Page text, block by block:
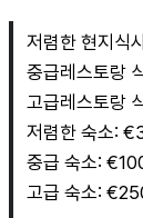
저렴한 현지
중급레스토랑
고급레스토랑
저렴한 숙소:
중급 숙소:
고급 숙소: